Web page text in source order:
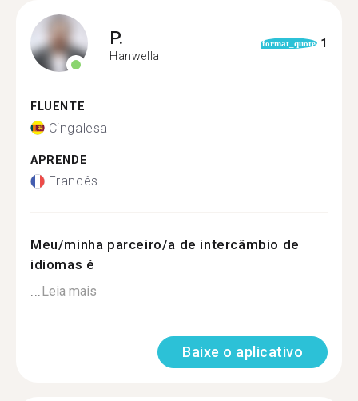
P.
Hanwella
format_quote 1
FLUENTE
Cingalesa
APRENDE
Francês
Meu/minha parceiro/a de intercâmbio de
idiomas é
...Leia mais
Baixe o aplicativo